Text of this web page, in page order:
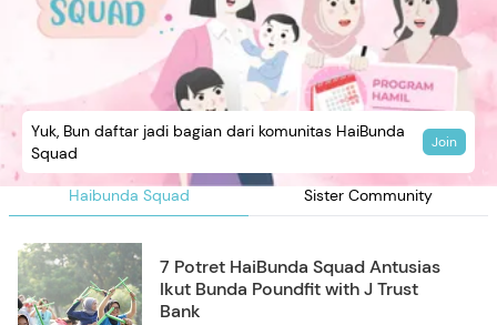
Haibunda Squad Sister Community
Yuk, Bun daftar jadi bagian dari komunitas HaiBunda
Squad
Join
7 Potret HaiBunda Squad Antusias
Ikut Bunda Poundfit with J Trust
Bank